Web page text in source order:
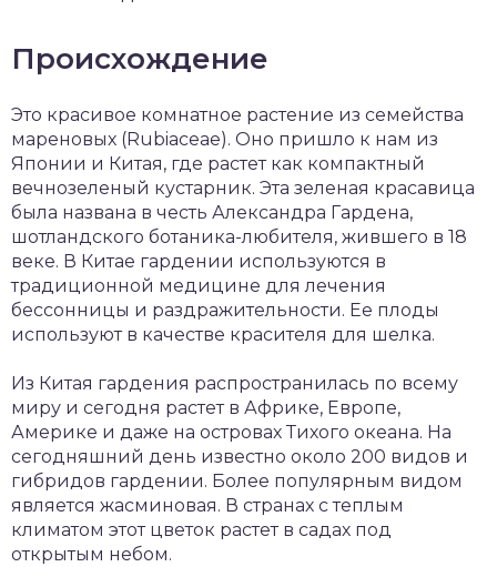
Происхождение
Это красивое комнатное растение из семейства
мареновых (Rubiaceae). Оно пришло к нам из
Японии и Китая, где растет как компактный
вечнозеленый кустарник. Эта зеленая красавица
была названа в честь Александра Гардена,
шотландского ботаника-любителя, жившего в 18
веке. В Китае гардении используются в
традиционной медицине для лечения
бессонницы и раздражительности. Ее плоды
используют в качестве красителя для шелка.
Из Китая гардения распространилась по всему
миру и сегодня растет в Африке, Европе,
Америке и даже на островах Тихого океана. На
сегодняшний день известно около 200 видов и
гибридов гардении. Более популярным видом
является жасминовая. В странах с теплым
климатом этот цветок растет в садах под
открытым небом.